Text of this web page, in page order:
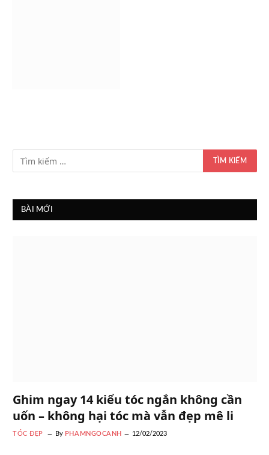
BÀI MỚI
Ghim ngay 14 kiểu tóc ngắn không cần
uốn – không hại tóc mà vẫn đẹp mê li
TÓC ĐẸP By PHAMNGOCANH 12/02/2023